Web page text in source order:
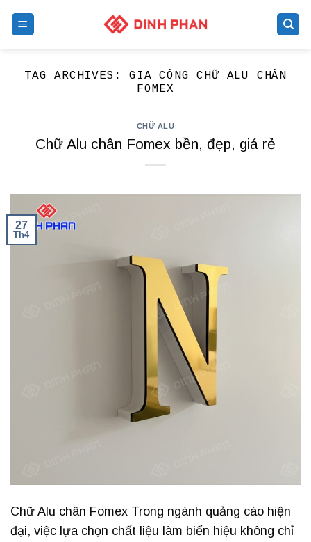
TAG ARCHIVES:GIA CÔNG CHỮ ALU CHÂN
FOMEX
CHỮ ALU
Chữ Alu chân Fomex bền, đẹp, giá rẻ
27
Th4
Chữ Alu chân Fomex Trong ngành quảng cáo hiện
đại, việc lựa chọn chất liệu làm biển hiệu không chỉ